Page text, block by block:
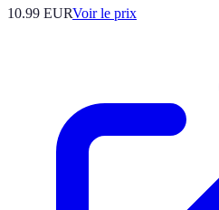
10.99 EURVoir le prix